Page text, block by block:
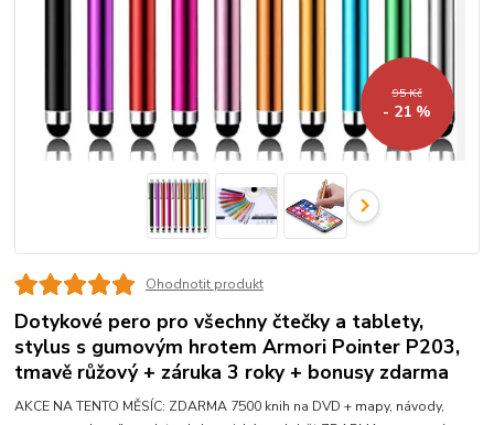
95 Kč
- 21 %
Ohodnotit produkt
Dotykové pero pro všechny čtečky a tablety,
stylus s gumovým hrotem Armori Pointer P203,
tmavě růžový + záruka 3 roky + bonusy zdarma
AKCE NA TENTO MĚSÍC: ZDARMA 7500 knih na DVD + mapy, návody,